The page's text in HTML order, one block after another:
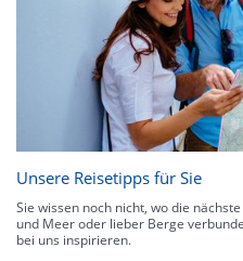
Unsere Reisetipps für Sie
Sie wissen noch nicht, wo die
und Meer oder lieber Berge
bei uns inspirieren.